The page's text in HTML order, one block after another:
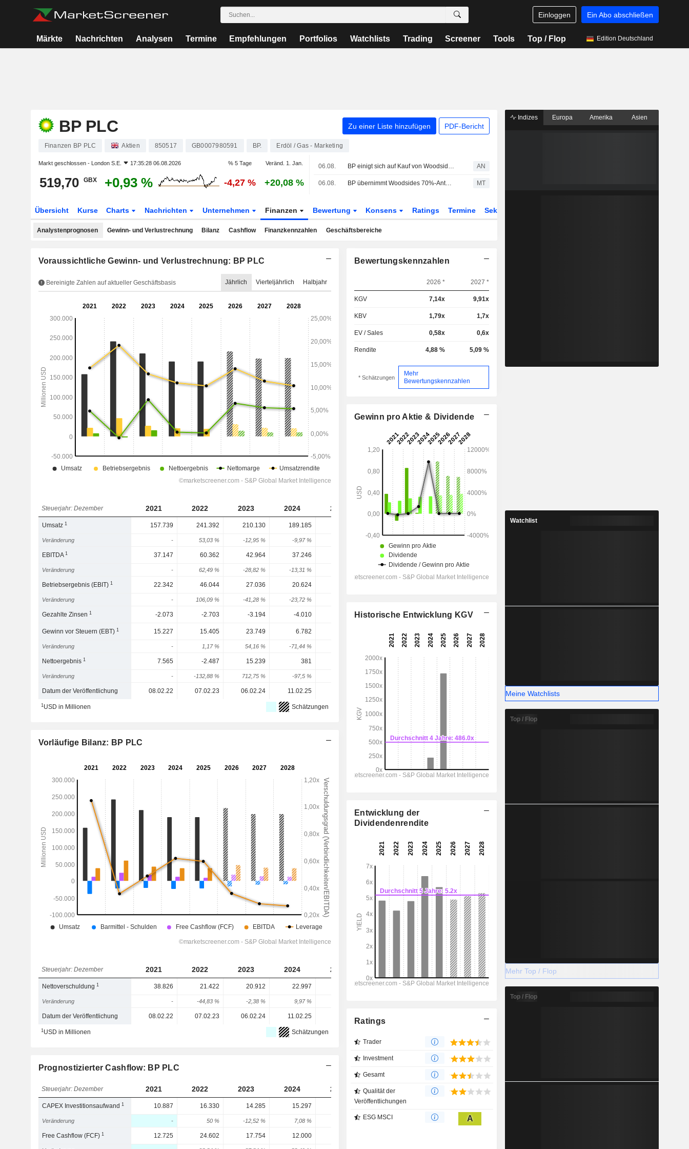
Einloggen Ein Abo abschließen
Märkte Nachrichten Analysen Termine Empfehlungen Portfolios Watchlists Trading Screener Tools Top / Flop Edition Deutschland
BP PLC Zu einer Liste hinzufügen PDF-Bericht
Finanzen BP PLC Aktien 850517 GB0007980591 BP. Erdöl / Gas - Marketing
Markt geschlossen - London S.E. 17:35:28 06.08.2026 % 5 Tage Veränd. 1. Jan.
519,70 GBX +0,93 % -4,27 % +20,08 %
06.08. BP einigt sich auf Kauf von Woodsides Anteil am Gasprojekt Calypso AN
06.08. BP übernimmt Woodsides 70%-Anteil an Trinidad-Gasprojekt MT
Übersicht Kurse Charts Nachrichten Unternehmen Finanzen Bewertung Konsens Ratings Termine Sektor
Analystenprognosen Gewinn- und Verlustrechnung Bilanz Cashflow Finanzkennzahlen Geschäftsbereiche
Voraussichtliche Gewinn- und Verlustrechnung: BP PLC
Bereinigte Zahlen auf aktueller Geschäftsbasis Jährlich Vierteljährlich Halbjahr
Steuerjahr: Dezember 2021 2022 2023 2024 2025 2026 2027
Umsatz1 157.739 241.392 210.130 189.185 215.862 197.490
Veränderung - 53,03 % -12,95 % -9,97 %
EBITDA1 37.147 60.362 42.964 37.246 46.981
Veränderung - 62,49 % -28,82 % -13,31 % -15,88 %
Betriebsergebnis (EBIT)1 22.342 46.044 27.036 20.624
Veränderung - 106,09 % -41,28 % -23,72 %
Gezahlte Zinsen1 -2.073 -2.703 -3.194 -4.010 -5.106 -4.400 -3.780 -3.489
Gewinn vor Steuern (EBT)1 15.227 15.405 23.749 6.782 26.754 19.592 17.331
Veränderung - 1,17 % 54,16 % -71,44 % 245,39 % -26,77 % -11,54 %
Nettoergebnis1 7.565 -2.487 15.239 381 13.958 10.883
Veränderung - -132,88 % 712,75 % -97,5 % 25.278,53 % -22,03 %
Datum der Veröffentlichung 08.02.22 07.02.23 06.02.24 11.02.25 -
1USD in Millionen Schätzungen
Vorläufige Bilanz: BP PLC
Steuerjahr: Dezember 2021 2022 2023 2024 2025 2026 2027 2028
Nettoverschuldung1 38.826 21.422 20.912 22.997 22.182 16.797 11.109 9.975
Veränderung - -44,83 % -2,38 % 9,97 %
Datum der Veröffentlichung 08.02.22 07.02.23 06.02.24 11.02.25 10.02.26
1USD in Millionen Schätzungen
Prognostizierter Cashflow: BP PLC
Steuerjahr: Dezember 2021 2022 2023 2024 2025 2026 2027 2028
CAPEX Investitionsaufwand1 10.887 16.330 14.285 15.297 13.815
Veränderung - 50 % -12,52 % 7,08 % -4,99 % -4,94 % 0,37 %
Free Cashflow (FCF)1 12.725 24.602 17.754 12.000
Bewertungskennzahlen
2026 * 2027 *
KGV 7,14x 9,91x
KBV 1,79x 1,7x
EV / Sales 0,58x 0,6x
Rendite 4,88 % 5,09 %
* Schätzungen
Mehr
Bewertungskennzahlen
Gewinn pro Aktie & Dividende
Historische Entwicklung KGV
Entwicklung der
Dividendenrendite
Ratings
Trader
Investment
Gesamt
Qualität der
Veröffentlichungen
ESG MSCI A
Indizes Europa Amerika Asien
Watchlist
Meine Watchlists
Top / Flop
Mehr Top / Flop
Top / Flop